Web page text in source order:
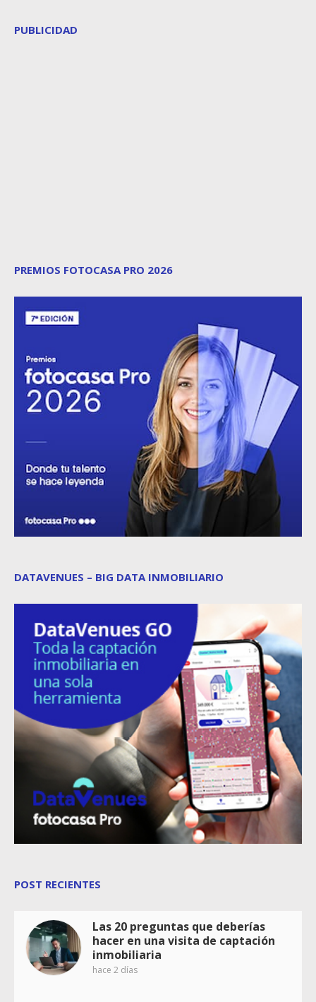
PUBLICIDAD
PREMIOS FOTOCASA PRO 2026
DATAVENUES – BIG DATA INMOBILIARIO
POST RECIENTES
Las 20 preguntas que deberías
hacer en una visita de captación
inmobiliaria
hace 2 días